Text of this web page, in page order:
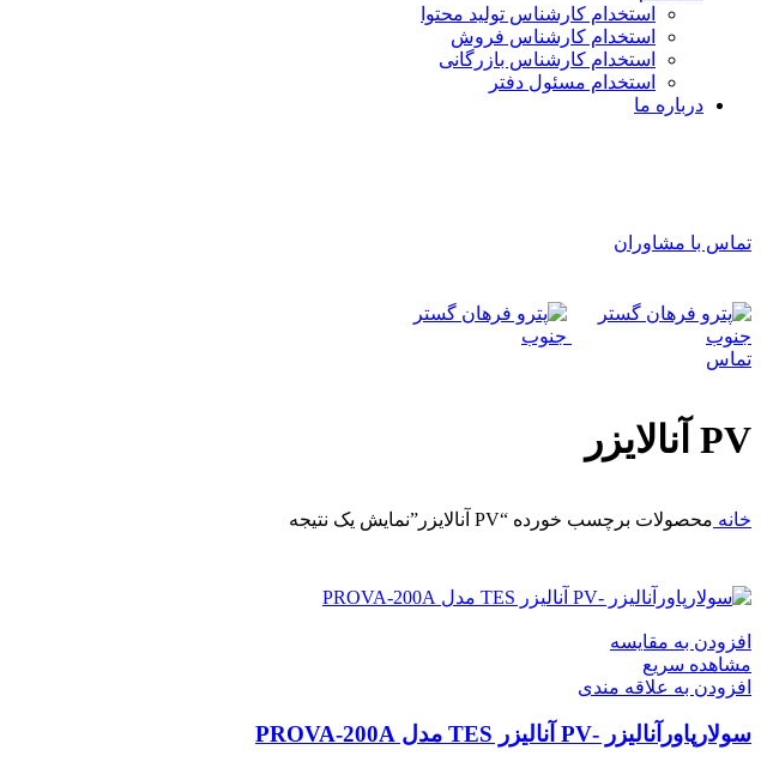
استخدام کارشناس تولید محتوا
استخدام کارشناس فروش
استخدام کارشناس بازرگانی
استخدام مسئول دفتر
درباره ما
تماس با مشاوران
تماس
PV آنالایزر
خانه محصولات برچسب خورده “PV آنالایزر” نمایش یک نتیجه
افزودن به مقایسه
مشاهده سریع
افزودن به علاقه مندی
سولارپاورآنالیزر -PV آنالیزر TES مدل PROVA-200A